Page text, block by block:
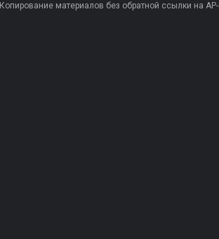
Копирование материалов без обратной ссылки на